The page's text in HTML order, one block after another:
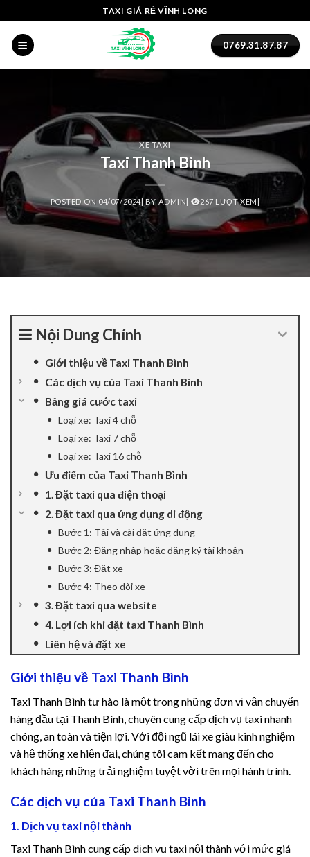
to
content
TAXI GIÁ RẺ VĨNH LONG
0769.31.87.87
XE TAXI
Taxi Thanh Bình
POSTED ON 04/07/2024| BY ADMIN| 267 LƯỢT XEM|
Nội Dung Chính
Giới thiệu về Taxi Thanh Bình
Các dịch vụ của Taxi Thanh Bình
Bảng giá cước taxi
Loại xe: Taxi 4 chỗ
Loại xe: Taxi 7 chỗ
Loại xe: Taxi 16 chỗ
Ưu điểm của Taxi Thanh Bình
1. Đặt taxi qua điện thoại
2. Đặt taxi qua ứng dụng di động
Bước 1: Tải và cài đặt ứng dụng
Bước 2: Đăng nhập hoặc đăng ký tài khoản
Bước 3: Đặt xe
Bước 4: Theo dõi xe
3. Đặt taxi qua website
4. Lợi ích khi đặt taxi Thanh Bình
Liên hệ và đặt xe
Giới thiệu về Taxi Thanh Bình
Taxi Thanh Bình tự hào là một trong những đơn vị vận chuyển
hàng đầu tại Thanh Bình, chuyên cung cấp dịch vụ taxi nhanh
chóng, an toàn và tiện lợi. Với đội ngũ lái xe giàu kinh nghiệm
và hệ thống xe hiện đại, chúng tôi cam kết mang đến cho
khách hàng những trải nghiệm tuyệt vời trên mọi hành trình.
Các dịch vụ của Taxi Thanh Bình
1. Dịch vụ taxi nội thành
Taxi Thanh Bình cung cấp dịch vụ taxi nội thành với mức giá